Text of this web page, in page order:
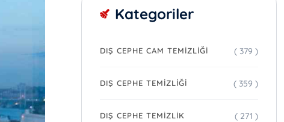
Kategoriler
DIŞ CEPHE CAM TEMIZLIĞI ( 379 )
DIŞ CEPHE TEMIZLIĞI ( 359 )
DIŞ CEPHE TEMIZLIK ( 271 )